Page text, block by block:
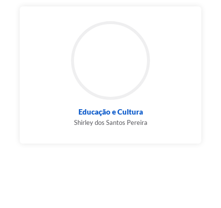
Educação e Cultura
Shirley dos Santos Pereira